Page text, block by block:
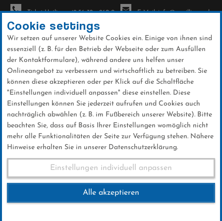
Direkt
zum
Inhalt
Ticket-Hotline: +49 56 32 - 960-0 E-Mail: info@sc-willingen.de
News
Weltcup-Splitter 18.03.2016
18 .März 2016
Cookie settings
Wir setzen auf unserer Website Cookies ein. Einige von ihnen sind
essenziell (z. B. für den Betrieb der Webseite oder zum Ausfüllen
der Kontaktformulare), während andere uns helfen unser
Onlineangebot zu verbessern und wirtschaftlich zu betreiben. Sie
können diese akzeptieren oder per Klick auf die Schaltfläche
"Einstellungen individuell anpassen" diese einstellen. Diese
Einstellungen können Sie jederzeit aufrufen und Cookies auch
nachträglich abwählen (z. B. im Fußbereich unserer Website). Bitte
beachten Sie, dass auf Basis Ihrer Einstellungen womöglich nicht
mehr alle Funktionalitäten der Seite zur Verfügung stehen. Nähere
Hinweise erhalten Sie in unserer Datenschutzerklärung.
Einstellungen individuell anpassen
Alle akzeptieren